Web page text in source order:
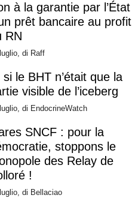
à la garantie par l’État
prêt bancaire au profit
RN
di Raff
si le BHT n’était que la
visible de l’iceberg
di EndocrineWatch
SNCF : pour la
stoppons le
des Relay de
!
di Bellaciao